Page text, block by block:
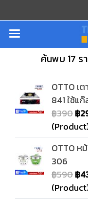
ค้นพบ 17 ร
OTTO เ
841 ใช้แก๊
฿390฿
OTTO ห
306
฿590฿